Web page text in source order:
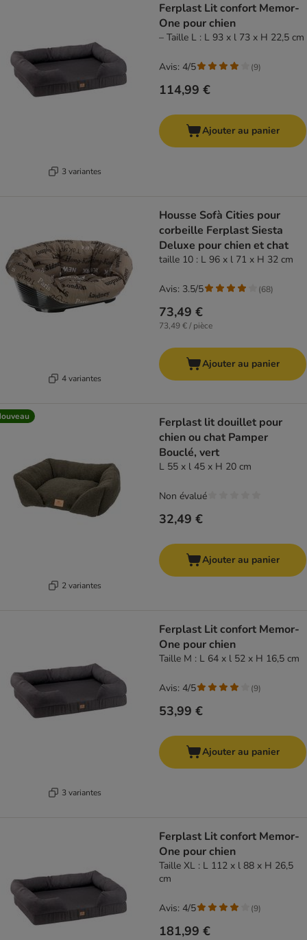
3 variantes
Ferplast Lit confort Memor-
One pour chien
– Taille L : L 93 x l 73 x H 22,5 cm
114,99 €
Avis: 4/5 (9)
Ajouter au panier
4 variantes
Housse Sofà Cities pour
corbeille Ferplast Siesta
Deluxe pour chien et chat
taille 10 : L 96 x l 71 x H 32 cm
73,49 €
73,49 € / pièce
Avis: 3.5/5 (68)
Ajouter au panier
2 variantes
Ferplast lit douillet pour
chien ou chat Pamper
Bouclé, vert
L 55 x l 45 x H 20 cm
32,49 €
Non évalué
Ajouter au panier
3 variantes
Ferplast Lit confort Memor-
One pour chien
Taille M : L 64 x l 52 x H 16,5 cm
53,99 €
Avis: 4/5 (9)
Ajouter au panier
Ferplast Lit confort Memor-
One pour chien
Taille XL : L 112 x l 88 x H 26,5
cm
181,99 €
Avis: 4/5 (9)